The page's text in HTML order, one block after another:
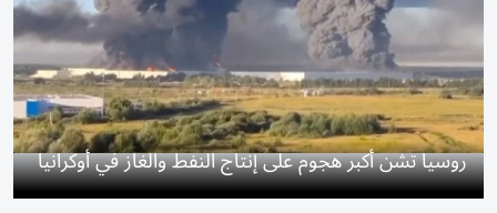
روسيا تشن أكبر هجوم على إنتاج النفط والغاز في أوكرانيا